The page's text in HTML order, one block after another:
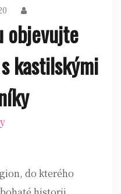
objevujte
kastilskými
do kterého